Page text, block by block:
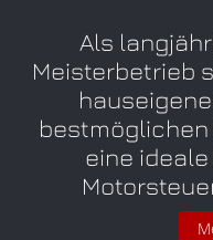
Als
Meisterbetrieb
bestmöglichen
eine